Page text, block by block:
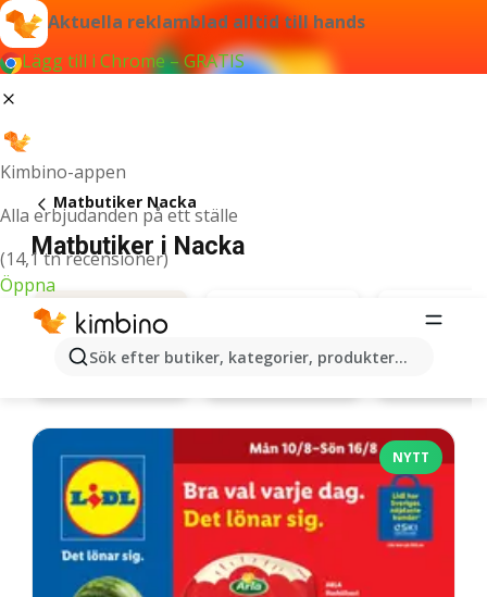
Aktuella reklamblad alltid till hands
Lägg till i Chrome – GRATIS
Kimbino-appen
Alla erbjudanden på ett ställe
(14,1 tn recensioner)
Öppna
Sök efter butiker, kategorier, produkter...
Matbutiker Nacka
Matbutiker i Nacka
Willys
NYTT